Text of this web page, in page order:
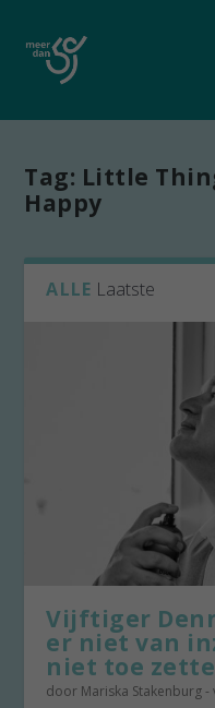
Tag: Little
Happy
ALLE Laatste
Vijftiger
er niet van
niet toe
door Mariska Stakenburg -